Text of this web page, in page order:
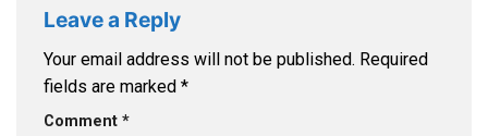
Leave a Reply
Your email address will not be published. Required
fields are marked *
Comment *